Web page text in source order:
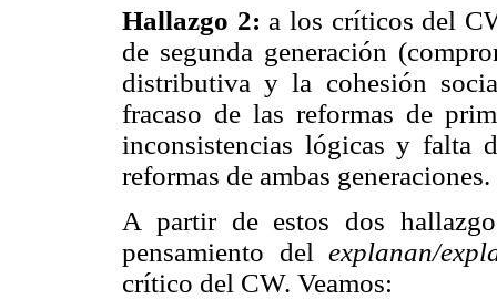
Hallazgo 2: a los críticos del
de segunda generación
distributiva y la cohesión
fracaso de las reformas de
inconsistencias lógicas y falta
reformas de ambas generaciones.
A partir de estos dos
pensamiento delexplanan/
crítico del CW. Veamos: